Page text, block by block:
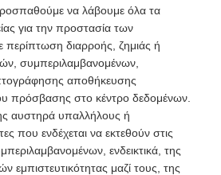
να λάβουμε όλα τα
για την προστασία των
διαρροής, ζημιάς ή
συμπεριλαμβανομένων,
αποθήκευσης
πρόσβασης στο κέντρο δεδομένων.
αυστηρά υπαλλήλους ή
που ενδέχεται να εκτεθούν στις
ενδεικτικά, της
εμπιστευτικότητας μαζί τους, της